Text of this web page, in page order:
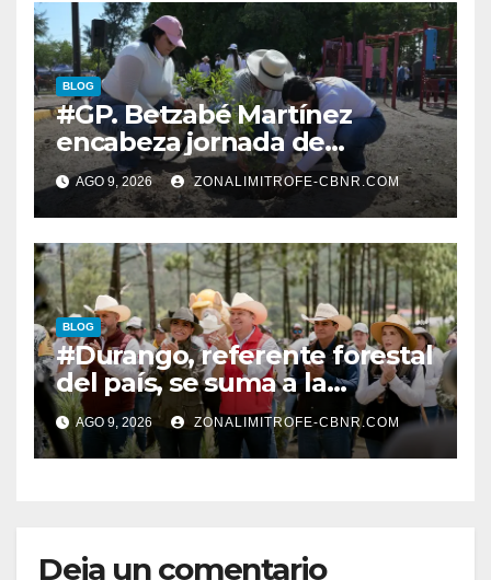
BLOG
#GP. Betzabé Martínez
encabeza jornada de
reforestación en el Parque 5
de Mayo*
AGO 9, 2026 ZONALIMITROFE-CBNR.COM
BLOG
#Durango, referente forestal
del país, se suma a la
Jornada Nacional de
Reforestación de la
Presidenta Claudia con la
AGO 9, 2026 ZONALIMITROFE-CBNR.COM
Deja un comentario